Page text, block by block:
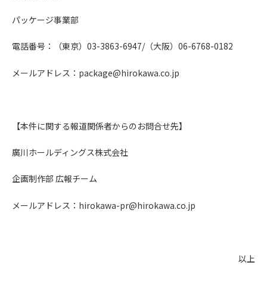
パッケージ事業部
電話番号：（東京）03-3863-6947/（大阪）06-6768-0182
メールアドレス： package@hirokawa.co.jp
【本件に関する報道関係者からのお問合せ先】
廣川ホールディングス株式会社
企画制作部 広報チーム
メールアドレス： hirokawa-pr@hirokawa.co.jp
以上